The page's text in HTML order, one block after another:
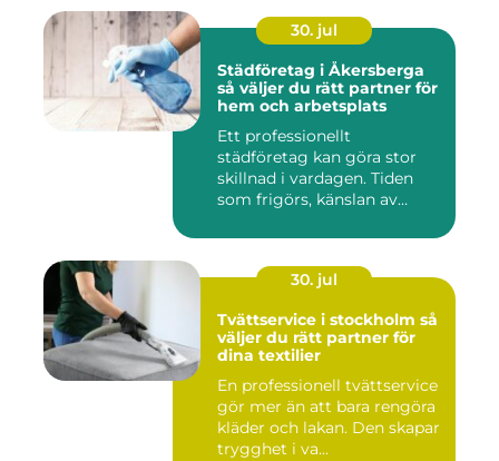
30. jul
Städföretag i Åkersberga
så väljer du rätt partner för
hem och arbetsplats
Ett professionellt
städföretag kan göra stor
skillnad i vardagen. Tiden
som frigörs, känslan av
30. jul
Tvättservice i stockholm så
väljer du rätt partner för
dina textilier
En professionell tvättservice
gör mer än att bara rengöra
kläder och lakan. Den skapar
trygghet i va...